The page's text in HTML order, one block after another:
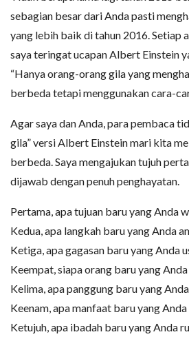
sebagian besar dari Anda pasti
yang lebih baik di tahun 2016. Setiap
saya teringat ucapan Albert Einstein
“Hanya orang-orang gila yang
berbeda tetapi menggunakan cara-
Agar saya dan Anda, para pembaca
gila” versi Albert Einstein mari kita
berbeda. Saya mengajukan tujuh
dijawab dengan penuh penghayatan.
Pertama, apa tujuan baru yang Anda
Kedua, apa langkah baru yang Anda
Ketiga, apa gagasan baru yang Anda
Keempat, siapa orang baru yang
Kelima, apa panggung baru yang
Keenam, apa manfaat baru yang
Ketujuh, apa ibadah baru yang Anda